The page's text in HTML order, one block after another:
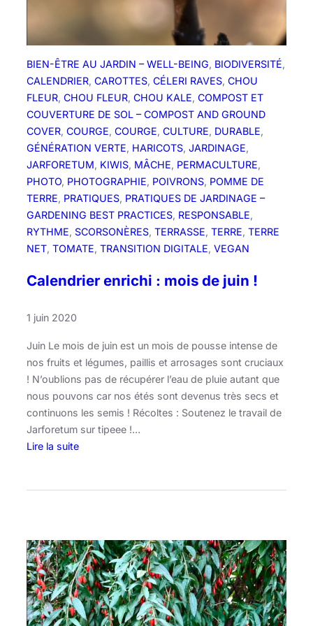
BIEN-ÊTRE AU JARDIN – WELL-BEING, BIODIVERSITÉ
CALENDRIER, CAROTTES, CÉLERI RAVES, CHOU
FLEUR, CHOU FLEUR, CHOU KALE, COMPOST ET
COUVERTURE DE SOL – COMPOST AND GROUND
COVER, COURGE, COURGE, CULTURE, DURABLE
GÉNÉRATION VERTE, HARICOTS, JARDINAGE
JARFORETUM, KIWIS, MÂCHE, PERMACULTURE
PHOTO, PHOTOGRAPHIE, POIVRONS, POMME DE
TERRE, PRATIQUES, PRATIQUES DE JARDINAGE –
GARDENING BEST PRACTICES, RESPONSABLE
RYTHME, SCORSONÈRES, TERRASSE, TERRE, TERRE
NET, TOMATE, TRANSITION DIGITALE, VEGAN
Calendrier enrichi : mois de juin !
1 juin 2020
Juin Le mois de juin est un mois de pousse intense de
nos fruits et légumes, paillis et arrosages sont cruciaux
! N’oublions pas de récupérer l’eau de pluie autant que
nous pouvons car nos étés sont devenus très secs et
continuons les semis ! Récoltes : Soutenez le travail de
Jarforetum sur tipeee !…
Lire la suite
n
d
r
i
e